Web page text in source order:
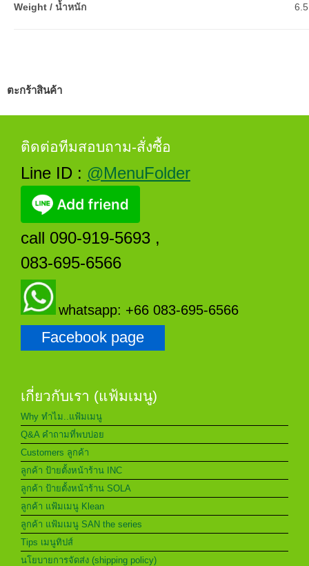
Weight / น้ำหนัก
ตะกร้าสินค้า
ติดต่อทีมสอบถาม-สั่งซื้อ
Line ID : @MenuFolder
call 090-919-5693 ,
083-695-6566
whatsapp: +66 083-695-6566
Facebook page
เกี่ยวกับเรา (แฟ้มเมนู)
Why ทำไม..แฟ้มเมนู
Q&A คำถามที่พบบ่อย
Customers ลูกค้า
ลูกค้า ป้ายตั้งหน้าร้าน INC
ลูกค้า ป้ายตั้งหน้าร้าน SOLA
ลูกค้า แฟ้มเมนู Klean
ลูกค้า แฟ้มเมนู SAN the series
Tips เมนูทิปส์
นโยบายการจัดส่ง (shipping policy)